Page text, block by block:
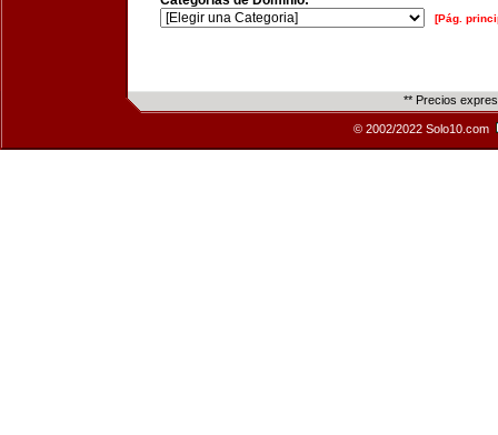
[Pág.
** Precios
© 2002/2022 Solo10.com